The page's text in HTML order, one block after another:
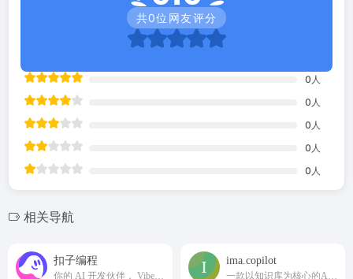
共0位网友评分
0 人
0 人
0 人
0 人
0 人
相关导航
扣子编程 ima.copilot